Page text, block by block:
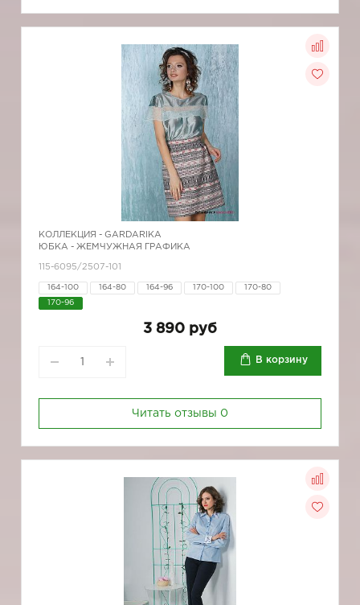
КОЛЛЕКЦИЯ - GARDARIKA
ЮБКА - ЖЕМЧУЖНАЯ ГРАФИКА
115-6095/2507-101
164-100 164-80 164-96 170-100 170-80
170-96
3 890 руб
В корзину
Читать отзывы 0